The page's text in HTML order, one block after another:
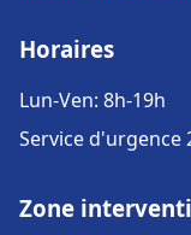
Horaires
Lun-Ven: 8h-19h
Service d'urgence
Zone